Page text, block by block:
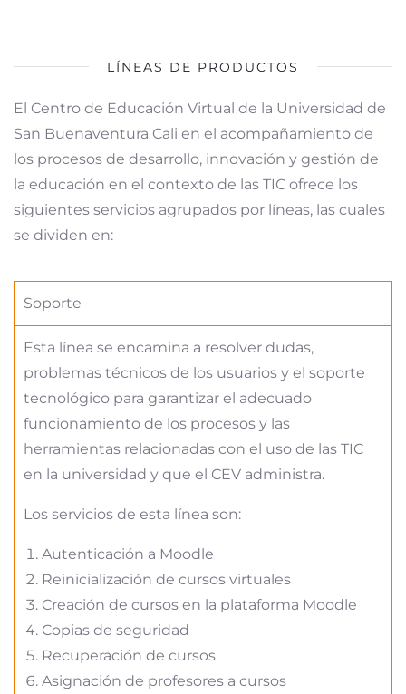
LÍNEAS DE PRODUCTOS
El Centro de Educación Virtual de la Universidad de
San Buenaventura Cali en el acompañamiento de
los procesos de desarrollo, innovación y gestión de
la educación en el contexto de las TIC ofrece los
siguientes servicios agrupados por líneas, las cuales
se dividen en:
Soporte
Esta línea se encamina a resolver dudas,
problemas técnicos de los usuarios y el soporte
tecnológico para garantizar el adecuado
funcionamiento de los procesos y las
herramientas relacionadas con el uso de las TIC
en la universidad y que el CEV administra.
Los servicios de esta línea son:
Autenticación a Moodle
Reinicialización de cursos virtuales
Creación de cursos en la plataforma Moodle
Copias de seguridad
Recuperación de cursos
Asignación de profesores a cursos